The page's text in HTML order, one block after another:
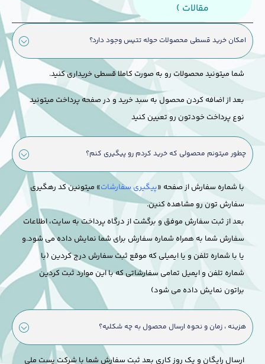
مقالات )
امکان خرید قسطی محصولات حوله تتیس وجود دارد؟
شما میتونید محصولات رو به صورت کاملا قسطی خریداری کنید.
بعد از اضافه کردن محصول به سبد خرید و در صفحه پرداخت میتونید
نوع پرداخت خودتون رو تعیین کنید
چطور میتونم محصولی که خرید کردم رو پیگیری کنم؟
با شماره سفارش از صفحه «پیگیری سفارشات» میتونین کد رهگیری
سفارش تون رو مشاهده کنین.
بعد از ثبت سفارش موفق و برگشت از درگاه پرداخت به سایت، اطلاعات
سفارش شما به همراه شماره سفارش برای شما نمایش داده می شود.و
یا با شماره تلفن و یا ایمیلی که موقع ثبت سفارش درج کردین (با
شماره تلفن و ایمیل تمامی سفارشاتی که با این موارد ثبت کردین
براتون نمایش داده می شود)
هزینه ، زمان و نحوه ارسال محصول به چه شکلیه؟
ارسال رایگان و یک روز کاری بعد ثبت سفارش شما با شرکت پست ملی